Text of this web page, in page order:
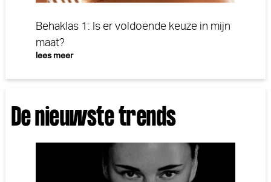
Behaklas 1: Is er voldoende keuze in mijn
maat?
lees meer
De nieuwste trends